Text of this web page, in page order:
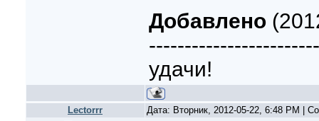
Добавлено
удачи!
Lectorrr Дата: Вторник, 2012-05-22, 6:48 PM |